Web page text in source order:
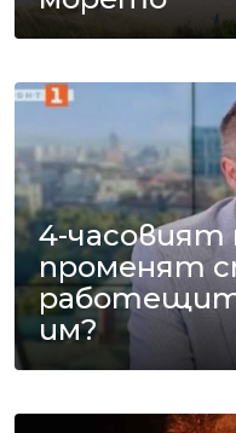
4-часовият
променят
им?